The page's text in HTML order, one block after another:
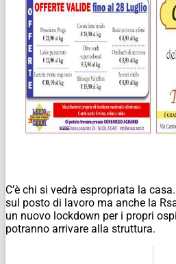
C’è chi si vedrà espropriata la
sul posto di lavoro ma anche la
un nuovo lockdown per i propri
potranno arrivare alla struttura.